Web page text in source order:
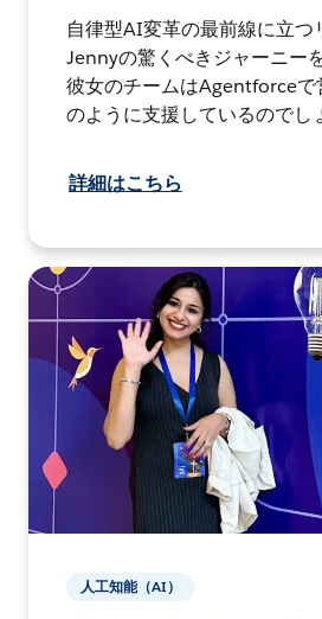
自律型AI変革の最前線に立つ
Jennyの驚くべきジャーニー
彼女のチームはAgentforceで
のように支援しているのでし
詳細はこちら
人工知能（AI）